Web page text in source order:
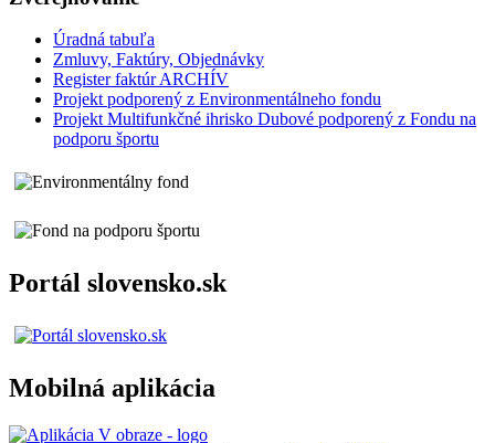
Úradná tabuľa
Zmluvy, Faktúry, Objednávky
Register faktúr ARCHÍV
Projekt podporený z Environmentálneho fondu
Projekt Multifunkčné ihrisko Dubové podporený z Fondu na
podporu športu
Portál slovensko.sk
Mobilná aplikácia